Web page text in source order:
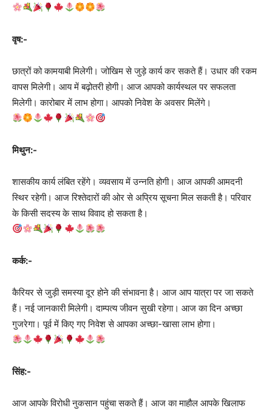
वृष:-
छात्रों को कामयाबी मिलेगी। जोखिम से जुड़े कार्य कर सकते हैं। उधार की रकम
वापस मिलेगी। आय में बढ़ोतरी होगी। आज आपको कार्यस्थल पर सफलता
मिलेगी। कारोबार में लाभ होगा। आपकाे निवेश के अवसर मिलेंगे।
मिथुन:-
शासकीय कार्य लंबित रहेंगे। व्यवसाय में उन्नति होगी। आज आपकी आमदनी
स्थिर रहेगी। आज रिश्तेदारों की ओर से अप्रिय सूचना मिल सकती है। परिवार
के किसी सदस्य के साथ विवाद हो सकता है।
कर्क:-
कैरियर से जुड़ी समस्या दूर होने की संभावना है। आज आप यात्रा पर जा सकते
हैं। नई जानकारी मिलेगी। दाम्पत्य जीवन सुखी रहेगा। आज का दिन अच्छा
गुजरेगा। पूर्व में किए गए निवेश से आपका अच्छा-खासा लाभ होगा।
सिंह:-
आज आपके विरोधी नुकसान पहुंचा सकते हैं। आज का माहौल आपके खिलाफ